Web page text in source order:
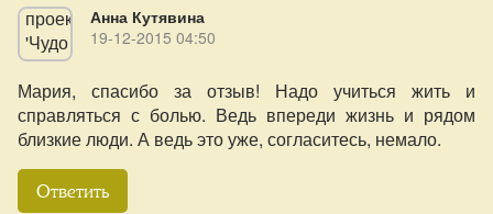
Анна Кутявина
19-12-2015 04:50
Мария, спасибо за отзыв! Надо учиться жить и
справляться с болью. Ведь впереди жизнь и рядом
близкие люди. А ведь это уже, согласитесь, немало.
Ответить